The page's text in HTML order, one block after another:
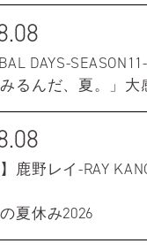
DAYS-SEASON11-
みるんだ、夏。」大
鹿野レイ-RAY
夏休み2026